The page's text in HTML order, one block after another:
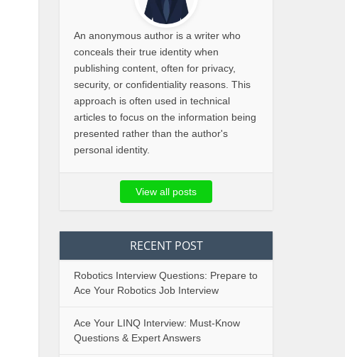
An anonymous author is a writer who
conceals their true identity when
publishing content, often for privacy,
security, or confidentiality reasons. This
approach is often used in technical
articles to focus on the information being
presented rather than the author's
personal identity.
View all posts
RECENT POST
Robotics Interview Questions: Prepare to
Ace Your Robotics Job Interview
Ace Your LINQ Interview: Must-Know
Questions & Expert Answers